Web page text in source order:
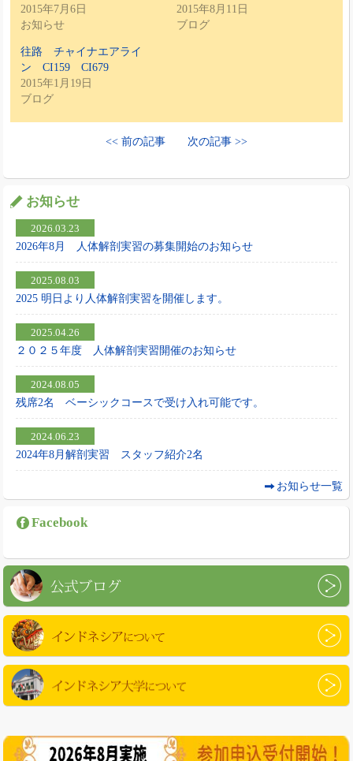
2015年7月6日
お知らせ
2015年8月11日
ブログ
往路 チャイナエアライ
ン CI159 CI679
2015年1月19日
ブログ
<< 前の記事 次の記事 >>
お知らせ
2026.03.23
2026年8月 人体解剖実習の募集開始のお知らせ
2025.08.03
2025 明日より人体解剖実習を開催します。
2025.04.26
２０２５年度 人体解剖実習開催のお知らせ
2024.08.05
残席2名 ベーシックコースで受け入れ可能です。
2024.06.23
2024年8月解剖実習 スタッフ紹介2名
お知らせ一覧
Facebook
公式ブログ
インドネシアについて
インドネシア大学について